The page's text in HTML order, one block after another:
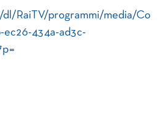
dl/RaiTV/programmi/media/Co
ec26-434a-ad3c-